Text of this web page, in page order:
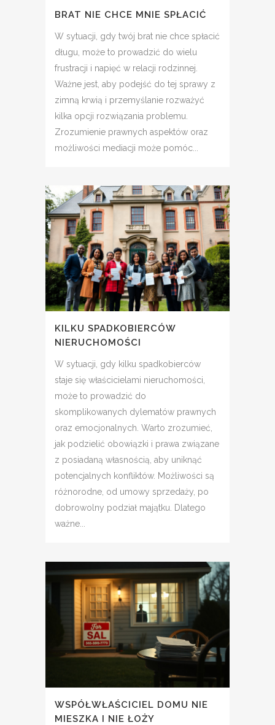
BRAT NIE CHCE MNIE SPŁACIĆ
W sytuacji, gdy twój brat nie chce spłacić
długu, może to prowadzić do wielu
frustracji i napięć w relacji rodzinnej.
Ważne jest, aby podejść do tej sprawy z
zimną krwią i przemyślanie rozważyć
kilka opcji rozwiązania problemu.
Zrozumienie prawnych aspektów oraz
możliwości mediacji może pomóc...
KILKU SPADKOBIERCÓW
NIERUCHOMOŚCI
W sytuacji, gdy kilku spadkobierców
staje się właścicielami nieruchomości,
może to prowadzić do
skomplikowanych dylematów prawnych
oraz emocjonalnych. Warto zrozumieć,
jak podzielić obowiązki i prawa związane
z posiadaną własnością, aby uniknąć
potencjalnych konfliktów. Możliwości są
różnorodne, od umowy sprzedaży, po
dobrowolny podział majątku. Dlatego
ważne...
WSPÓŁWŁAŚCICIEL DOMU NIE
MIESZKA I NIE ŁOŻY